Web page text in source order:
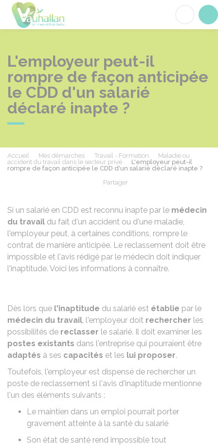
L'employeur peut-il
rompre de façon anticipée
le CDD d'un salarié
déclaré inapte ?
Accueil Mes démarches Travail - Formation
Maladie ou
accident du travail dans le secteur privé
L'employeur peut-il
rompre de façon anticipée le CDD d'un salarié déclaré inapte ?
Partager
Si un salarié en CDD est reconnu inapte par le médecin
du travail du fait d'un accident ou d'une maladie,
l'employeur peut, à certaines conditions, rompre le
contrat de manière anticipée. Le reclassement doit être
impossible et l'avis rédigé par le médecin doit indiquer
l'inaptitude. Voici les informations à connaître.
Dès lors que l'inaptitude du salarié est établie par le
médecin du travail, l'employeur doit rechercher les
possibilités de reclasser le salarié. Il doit examiner les
postes existants dans l'entreprise qui pourraient être
adaptés à ses capacités et les lui proposer.
Toutefois, l'employeur est dispensé de rechercher un
poste de reclassement si l'avis d'inaptitude mentionne
l'un des éléments suivants :
Le maintien dans un emploi pourrait porter
gravement atteinte à la santé du salarié
Son état de santé rend impossible tout